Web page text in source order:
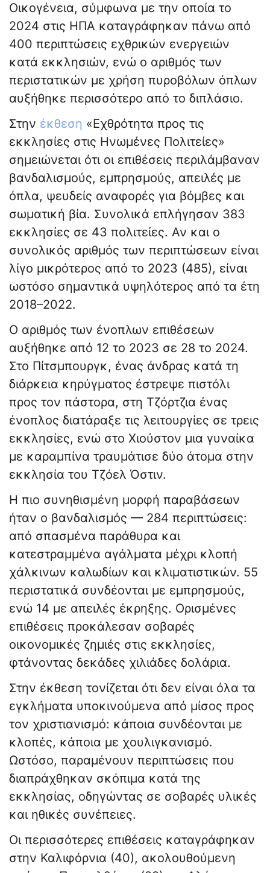
Οικογένεια, σύμφωνα με την οποία το
2024 στις ΗΠΑ καταγράφηκαν πάνω από
400 περιπτώσεις εχθρικών ενεργειών
κατά εκκλησιών, ενώ ο αριθμός των
περιστατικών με χρήση πυροβόλων όπλων
αυξήθηκε περισσότερο από το διπλάσιο.
Στην έκθεση «Εχθρότητα προς τις
εκκλησίες στις Ηνωμένες Πολιτείες»
σημειώνεται ότι οι επιθέσεις περιλάμβαναν
βανδαλισμούς, εμπρησμούς, απειλές με
όπλα, ψευδείς αναφορές για βόμβες και
σωματική βία. Συνολικά επλήγησαν 383
εκκλησίες σε 43 πολιτείες. Αν και ο
συνολικός αριθμός των περιπτώσεων είναι
λίγο μικρότερος από το 2023 (485), είναι
ωστόσο σημαντικά υψηλότερος από τα έτη
2018–2022.
Ο αριθμός των ένοπλων επιθέσεων
αυξήθηκε από 12 το 2023 σε 28 το 2024.
Στο Πίτσμπουργκ, ένας άνδρας κατά τη
διάρκεια κηρύγματος έστρεψε πιστόλι
προς τον πάστορα, στη Τζόρτζια ένας
ένοπλος διατάραξε τις λειτουργίες σε τρεις
εκκλησίες, ενώ στο Χιούστον μια γυναίκα
με καραμπίνα τραυμάτισε δύο άτομα στην
εκκλησία του Τζόελ Όστιν.
Η πιο συνηθισμένη μορφή παραβάσεων
ήταν ο βανδαλισμός — 284 περιπτώσεις:
από σπασμένα παράθυρα και
κατεστραμμένα αγάλματα μέχρι κλοπή
χάλκινων καλωδίων και κλιματιστικών. 55
περιστατικά συνδέονται με εμπρησμούς,
ενώ 14 με απειλές έκρηξης. Ορισμένες
επιθέσεις προκάλεσαν σοβαρές
οικονομικές ζημιές στις εκκλησίες,
φτάνοντας δεκάδες χιλιάδες δολάρια.
Στην έκθεση τονίζεται ότι δεν είναι όλα τα
εγκλήματα υποκινούμενα από μίσος προς
τον χριστιανισμό: κάποια συνδέονται με
κλοπές, κάποια με χουλιγκανισμό.
Ωστόσο, παραμένουν περιπτώσεις που
διαπράχθηκαν σκόπιμα κατά της
εκκλησίας, οδηγώντας σε σοβαρές υλικές
και ηθικές συνέπειες.
Οι περισσότερες επιθέσεις καταγράφηκαν
στην Καλιφόρνια (40), ακολουθούμενη